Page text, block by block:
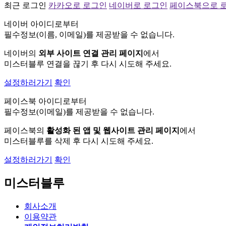
최근 로그인 카카오로 로그인 네이버로 로그인 페이스북으로
네이버 아이디로부터
필수정보(이름, 이메일)를 제공받을 수 없습니다.
네이버의 외부 사이트 연결 관리 페이지 에서
미스터블루 연결을 끊기 후 다시 시도해 주세요.
설정하러가기 확인
페이스북 아이디로부터
필수정보(이메일)를 제공받을 수 없습니다.
페이스북의 활성화 된 앱 및 웹사이트 관리 페이지 에서
미스터블루를 삭제 후 다시 시도해 주세요.
설정하러가기 확인
미스터블루
회사소개
이용약관